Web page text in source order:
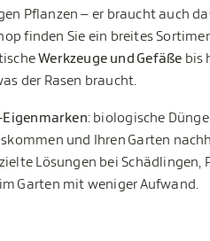
Pflanzen – er braucht auch
finden Sie ein breites
Werkzeuge und Gefäße bis
der Rasen braucht.
Eigenmarken: biologische
und Ihren Garten
Lösungen bei Schädlingen,
Garten mit weniger Aufwand.